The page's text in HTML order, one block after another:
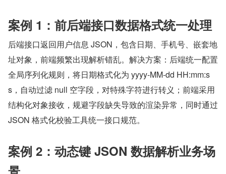
案例 1：前后端接口数据格式统一处理
后端接口返回用户信息 JSON，包含日期、手机号、嵌套地
址对象，前端频繁出现解析错乱。解决方案：后端统一配置
全局序列化规则，将日期格式化为 yyyy-MM-dd HH:mm:s
s，自动过滤 null 空字段，对特殊字符进行转义；前端采用
结构化对象接收，规避字段缺失导致的渲染异常，同时通过
JSON 格式化校验工具统一接口规范。
案例 2：动态键 JSON 数据解析业务场